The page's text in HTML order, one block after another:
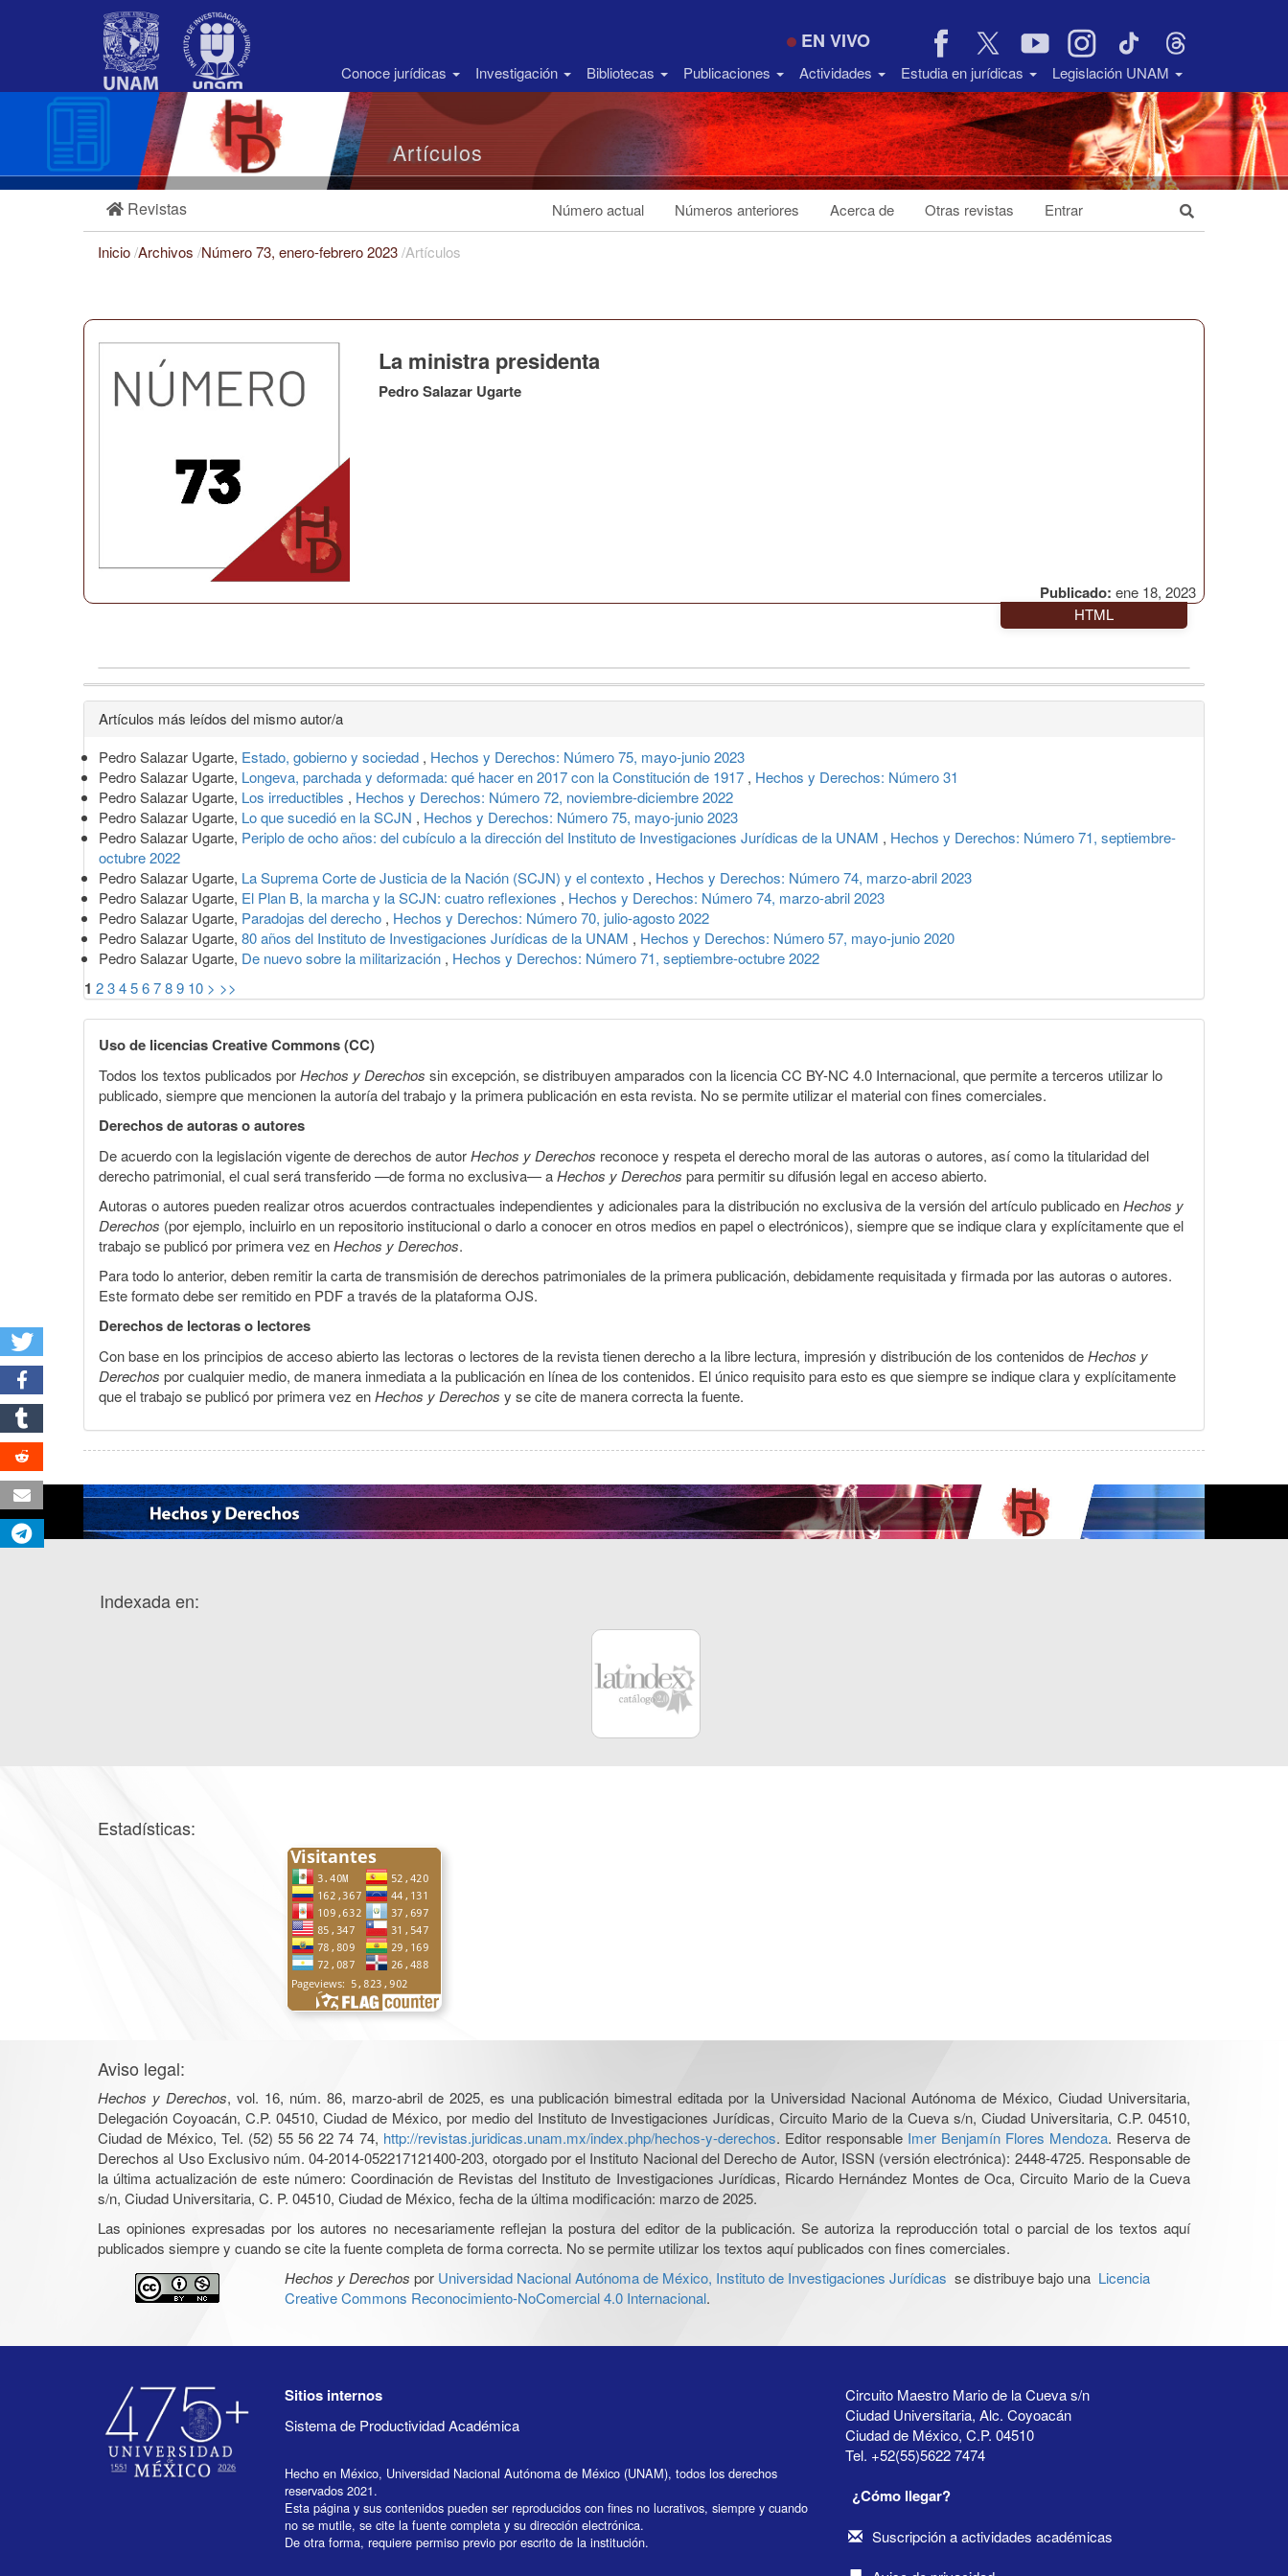
Barra
EN VIVO
Conoce jurídicas Investigación Bibliotecas Publicaciones Actividades Estudia en jurídicas Legislación UNAM
Artículos
Revistas Número actual Números anteriores Acerca de Otras revistas Entrar
Inicio/Archivos /Número 73, enero-febrero 2023/Artículos
Publicado: ene 18, 2023
La ministra presidenta
Pedro Salazar Ugarte
HTML
Detalles
del
artículo
Artículos más leídos del mismo autor/a
Pedro Salazar Ugarte, Estado, gobierno y sociedad , Hechos y Derechos: Número 75, mayo-junio 2023
Pedro Salazar Ugarte, Longeva, parchada y deformada: qué hacer en 2017 con la Constitución de 1917 , Hechos y Derechos: Número 31
Pedro Salazar Ugarte, Los irreductibles , Hechos y Derechos: Número 72, noviembre-diciembre 2022
Pedro Salazar Ugarte, Lo que sucedió en la SCJN , Hechos y Derechos: Número 75, mayo-junio 2023
Pedro Salazar Ugarte, Periplo de ocho años: del cubículo a la dirección del Instituto de Investigaciones Jurídicas de la UNAM , Hechos y Derechos: Número 71, septiembre-
octubre 2022
Pedro Salazar Ugarte, La Suprema Corte de Justicia de la Nación (SCJN) y el contexto , Hechos y Derechos: Número 74, marzo-abril 2023
Pedro Salazar Ugarte, El Plan B, la marcha y la SCJN: cuatro reflexiones , Hechos y Derechos: Número 74, marzo-abril 2023
Pedro Salazar Ugarte, Paradojas del derecho , Hechos y Derechos: Número 70, julio-agosto 2022
Pedro Salazar Ugarte, 80 años del Instituto de Investigaciones Jurídicas de la UNAM , Hechos y Derechos: Número 57, mayo-junio 2020
Pedro Salazar Ugarte, De nuevo sobre la militarización , Hechos y Derechos: Número 71, septiembre-octubre 2022
1 23456789 10 > >>
Uso de licencias Creative Commons (CC)
Todos los textos publicados porHechos y Derechos sin excepción, se distribuyen amparados con la licencia CC BY-NC 4.0 Internacional, que permite a terceros utilizar lo
publicado, siempre que mencionen la autoría del trabajo y la primera publicación en esta revista. No se permite utilizar el material con fines comerciales.
Derechos de autoras o autores
De acuerdo con la legislación vigente de derechos de autorHechos y Derechos reconoce y respeta el derecho moral de las autoras o autores, así como la titularidad del
derecho patrimonial, el cual será transferido —de forma no exclusiva— aHechos y Derechos para permitir su difusión legal en acceso abierto.
Autoras o autores pueden realizar otros acuerdos contractuales independientes y adicionales para la distribución no exclusiva de la versión del artículo publicado enHechos y
Derechos (por ejemplo, incluirlo en un repositorio institucional o darlo a conocer en otros medios en papel o electrónicos), siempre que se indique clara y explícitamente que el
trabajo se publicó por primera vez enHechos y Derechos.
Para todo lo anterior, deben remitir la carta de transmisión de derechos patrimoniales de la primera publicación, debidamente requisitada y firmada por las autoras o autores.
Este formato debe ser remitido en PDF a través de la plataforma OJS.
Derechos de lectoras o lectores
Con base en los principios de acceso abierto las lectoras o lectores de la revista tienen derecho a la libre lectura, impresión y distribución de los contenidos deHechos y
Derechos por cualquier medio, de manera inmediata a la publicación en línea de los contenidos. El único requisito para esto es que siempre se indique clara y explícitamente
que el trabajo se publicó por primera vez enHechos y Derechos y se cite de manera correcta la fuente.
Indexada en:
Estadísticas:
Aviso legal:
Hechos y Derechos, vol. 16, núm. 86, marzo-abril de 2025, es una publicación bimestral editada por la Universidad Nacional Autónoma de México, Ciudad Universitaria,
Delegación Coyoacán, C.P. 04510, Ciudad de México, por medio del Instituto de Investigaciones Jurídicas, Circuito Mario de la Cueva s/n, Ciudad Universitaria, C.P. 04510,
Ciudad de México, Tel. (52) 55 56 22 74 74, http://revistas.juridicas.unam.mx/index.php/hechos-y-derechos. Editor responsable Imer Benjamín Flores Mendoza. Reserva de
Derechos al Uso Exclusivo núm. 04-2014-052217121400-203, otorgado por el Instituto Nacional del Derecho de Autor, ISSN (versión electrónica): 2448-4725. Responsable de
la última actualización de este número: Coordinación de Revistas del Instituto de Investigaciones Jurídicas, Ricardo Hernández Montes de Oca, Circuito Mario de la Cueva
s/n, Ciudad Universitaria, C. P. 04510, Ciudad de México, fecha de la última modificación: marzo de 2025.
Las opiniones expresadas por los autores no necesariamente reflejan la postura del editor de la publicación. Se autoriza la reproducción total o parcial de los textos aquí
publicados siempre y cuando se cite la fuente completa de forma correcta. No se permite utilizar los textos aquí publicados con fines comerciales.
Hechos y Derechos por Universidad Nacional Autónoma de México, Instituto de Investigaciones Jurídicas se distribuye bajo una Licencia
Creative Commons Reconocimiento-NoComercial 4.0 Internacional.
Sitios internos
Sistema de Productividad Académica
Hecho en México, Universidad Nacional Autónoma de México (UNAM), todos los derechos
reservados 2021.
Esta página y sus contenidos pueden ser reproducidos con fines no lucrativos, siempre y cuando
no se mutile, se cite la fuente completa y su dirección electrónica.
De otra forma, requiere permiso previo por escrito de la institución.
Circuito Maestro Mario de la Cueva s/n
Ciudad Universitaria, Alc. Coyoacán
Ciudad de México, C.P. 04510
Tel. +52(55)5622 7474
¿Cómo llegar?
Suscripción a actividades académicas